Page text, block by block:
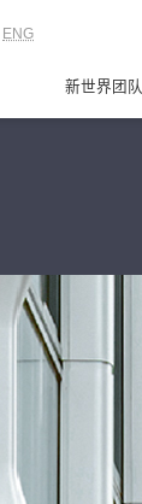
ENG
新世界团队